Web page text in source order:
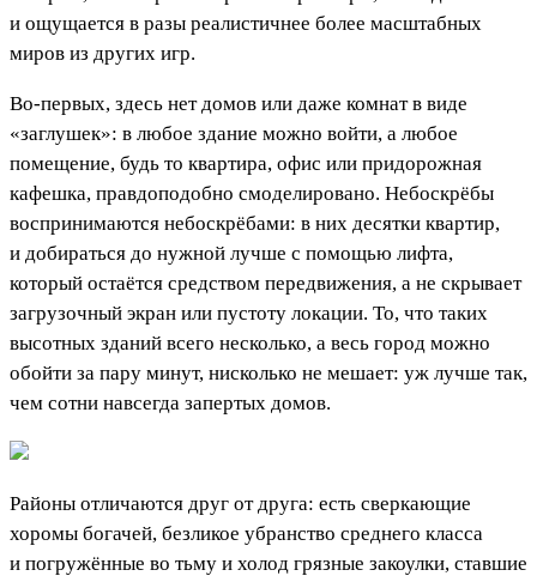
и ощущается в разы реалистичнее более масштабных
миров из других игр.
Во-первых, здесь нет домов или даже комнат в виде
«заглушек»: в любое здание можно войти, а любое
помещение, будь то квартира, офис или придорожная
кафешка, правдоподобно смоделировано. Небоскрёбы
воспринимаются небоскрёбами: в них десятки квартир,
и добираться до нужной лучше с помощью лифта,
который остаётся средством передвижения, а не скрывает
загрузочный экран или пустоту локации. То, что таких
высотных зданий всего несколько, а весь город можно
обойти за пару минут, нисколько не мешает: уж лучше так,
чем сотни навсегда запертых домов.
Районы отличаются друг от друга: есть сверкающие
хоромы богачей, безликое убранство среднего класса
и погружённые во тьму и холод грязные закоулки, ставшие